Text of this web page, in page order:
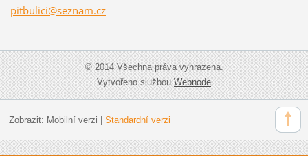
pitbulici@seznam.cz
© 2014 Všechna práva vyhrazena.
Vytvořeno službouWebnode
Zobrazit: Mobilní verzi Standardní verzi